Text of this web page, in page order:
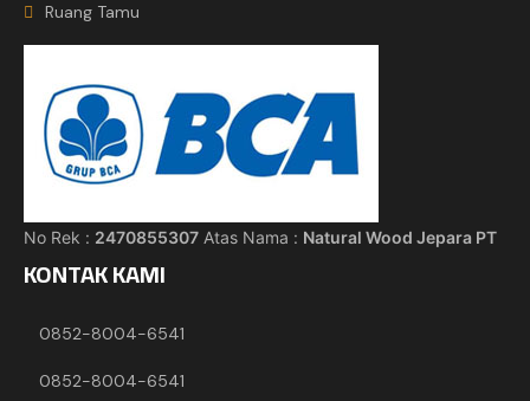
Ruang Tamu
No Rek : 2470855307 Atas Nama : Natural Wood Jepara PT
KONTAK KAMI
0852-8004-6541
0852-8004-6541